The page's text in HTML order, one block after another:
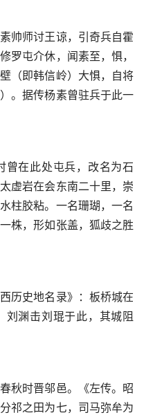
帅师讨王谅，引奇兵自霍
罗屯介休，闻素至，惧，
（即韩信岭）大惧，自将
。据传杨素曾驻兵于此一
曾在此处屯兵，改名为石
虚岩在会东南二十里，崇
柱胶粘。一名珊瑚，一名
株，形如张盖，狐歧之胜
历史地名录》：板桥城在
刘渊击刘琨于此，其城阻
秋时晋邬邑。《左传。昭
祁之田为七，司马弥牟为